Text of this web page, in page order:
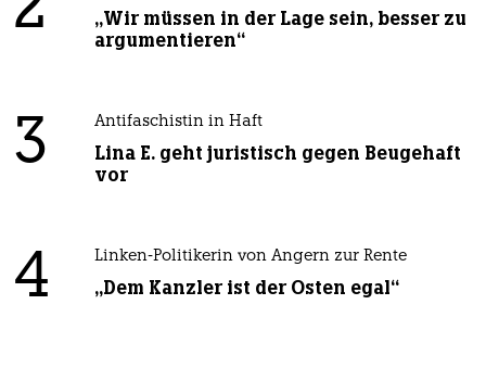
„Wir müssen in der Lage sein, besser zu
argumentieren“
3 Antifaschistin in Haft
Lina E. geht juristisch gegen Beugehaft
vor
4 Linken-Politikerin von Angern zur Rente
„Dem Kanzler ist der Osten egal“